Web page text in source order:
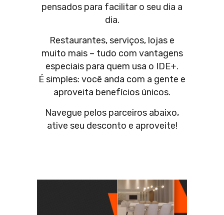
pensados para facilitar o seu dia a
dia.
Restaurantes, serviços, lojas e
muito mais – tudo com vantagens
especiais para quem usa o IDE+.
É simples: você anda com a gente e
aproveita benefícios únicos.
Navegue pelos parceiros abaixo,
ative seu desconto e aproveite!